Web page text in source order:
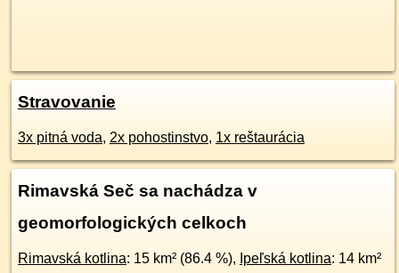
Stravovanie
3x pitná voda, 2x pohostinstvo, 1x reštaurácia
Rimavská Seč sa nachádza v
geomorfologických celkoch
Rimavská kotlina: 15 km² (86.4 %), Ipeľská kotlina: 14 km²